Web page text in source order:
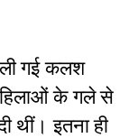
गई कलश
के गले से
थीं। इतना ही